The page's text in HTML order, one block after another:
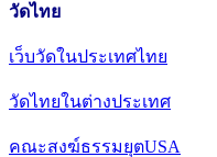
วัดไทย
เว็บวัดในประเทศไทย
วัดไทยในต่างประเทศ
คณะสงฆ์ธรรมยุตUSA